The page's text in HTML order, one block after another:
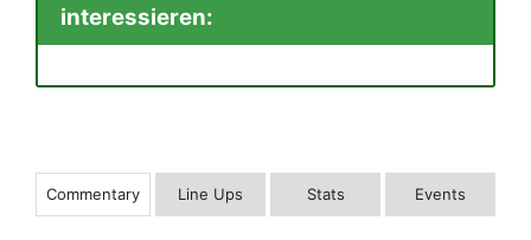
interessieren:
Commentary Line Ups Stats Events